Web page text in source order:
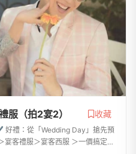
服（拍2宴2） 收藏
好禮：從「Wedding Day」搶先預
客禮服＞宴客西服 ＞一價搞定包